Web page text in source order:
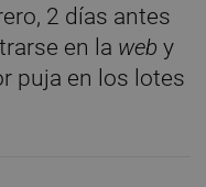
2 días antes
en la weby
puja en los lotes